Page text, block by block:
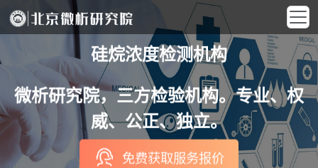
硅烷浓度检测机构
微析研究院，三方检验机构。专业、权
威、公正、独立。
免费获取服务报价